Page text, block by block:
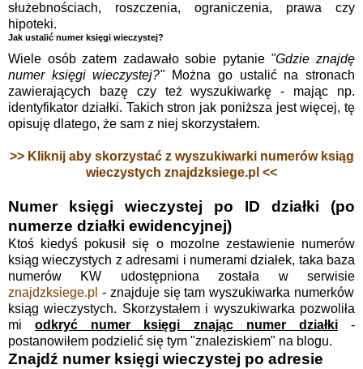
służebnościach, roszczenia, ograniczenia, prawa czy
hipoteki.
Jak ustalić numer księgi wieczystej?
Wiele osób zatem zadawało sobie pytanie "Gdzie znajdę
numer księgi wieczystej?"Można go ustalić na stronach
zawierających bazę czy też wyszukiwarkę - mając np.
identyfikator działki. Takich stron jak poniższa jest więcej, tę
opisuję dlatego, że sam z niej skorzystałem.
>> Kliknij aby skorzystać z wyszukiwarki numerów ksiąg
wieczystych znajdzksiege.pl <<
Numer księgi wieczystej po ID działki (po
numerze działki ewidencyjnej)
Ktoś kiedyś pokusił się o mozolne zestawienie numerów
ksiąg wieczystych z adresami i numerami działek, taka baza
numerów KW udostępniona została w serwisie
znajdzksiege.pl - znajduje się tam wyszukiwarka numerków
ksiąg wieczystych. Skorzystałem i wyszukiwarka pozwoliła
miodkryć numer księgi znając numer działki-
postanowiłem podzielić się tym "znaleziskiem" na blogu.
Znajdź numer księgi wieczystej po adresie